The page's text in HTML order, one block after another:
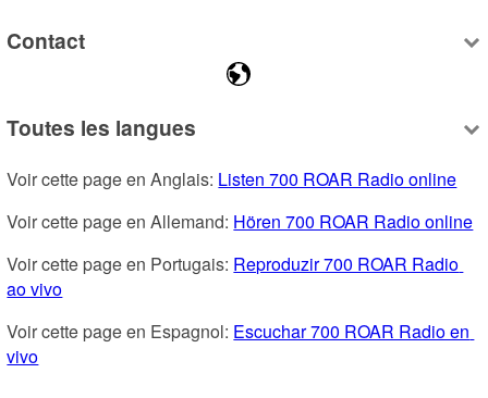
Contact
Toutes les langues
Voir cette page en Anglais: Listen 700 ROAR Radio online
Voir cette page en Allemand: Hören 700 ROAR Radio online
Voir cette page en Portugais: Reproduzir 700 ROAR Radio
ao vivo
Voir cette page en Espagnol: Escuchar 700 ROAR Radio en
vivo